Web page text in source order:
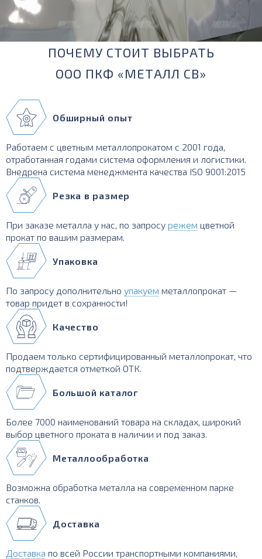
ПОЧЕМУ СТОИТ ВЫБРАТЬ
ООО ПКФ «МЕТАЛЛ СВ»
Обширный опыт
Работаем с цветным металлопрокатом с 2001 года,
отработанная годами система оформления и логистики.
Внедрена система менеджмента качества ISO 9001:2015
Резка в размер
При заказе металла у нас, по запросу режем цветной
прокат по вашим размерам.
Упаковка
По запросу дополнительно упакуем металлопрокат —
товар придет в сохранности!
Качество
Продаем только сертифицированный металлопрокат, что
подтверждается отметкой ОТК.
Большой каталог
Более 7000 наименований товара на складах, широкий
выбор цветного проката в наличии и под заказ.
Металлообработка
Возможна обработка металла на современном парке
станков.
Доставка
Доставка по всей России транспортными компаниями,